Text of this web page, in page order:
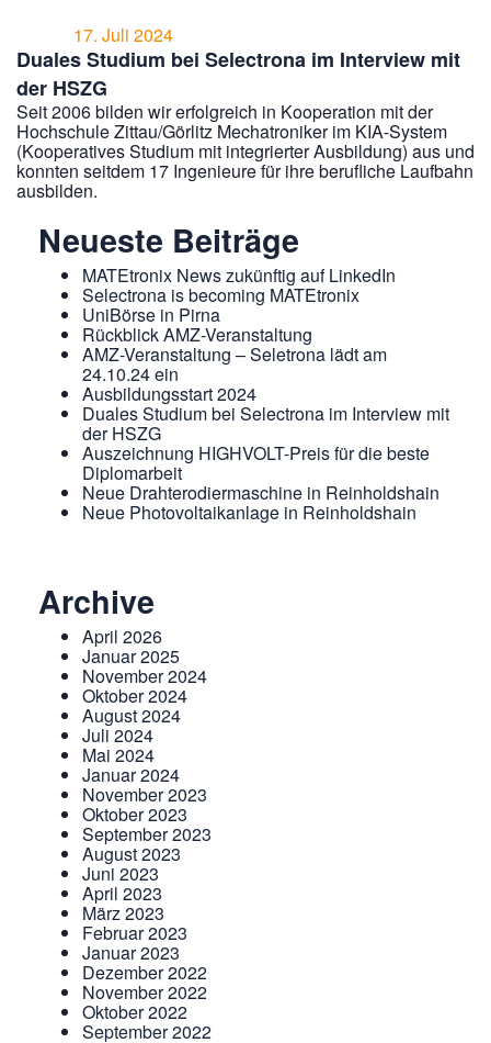
17. Juli 2024
Duales Studium bei Selectrona im Interview mit
der HSZG
Seit 2006 bilden wir erfolgreich in Kooperation mit der
Hochschule Zittau/Görlitz Mechatroniker im KIA-System
(Kooperatives Studium mit integrierter Ausbildung) aus und
konnten seitdem 17 Ingenieure für ihre berufliche Laufbahn
ausbilden.
Neueste Beiträge
MATEtronix News zukünftig auf LinkedIn
Selectrona is becoming MATEtronix
UniBörse in Pirna
Rückblick AMZ-Veranstaltung
AMZ-Veranstaltung – Seletrona lädt am
24.10.24 ein
Ausbildungsstart 2024
Duales Studium bei Selectrona im Interview mit
der HSZG
Auszeichnung HIGHVOLT-Preis für die beste
Diplomarbeit
Neue Drahterodiermaschine in Reinholdshain
Neue Photovoltaikanlage in Reinholdshain
Archive
April 2026
Januar 2025
November 2024
Oktober 2024
August 2024
Juli 2024
Mai 2024
Januar 2024
November 2023
Oktober 2023
September 2023
August 2023
Juni 2023
April 2023
März 2023
Februar 2023
Januar 2023
Dezember 2022
November 2022
Oktober 2022
September 2022